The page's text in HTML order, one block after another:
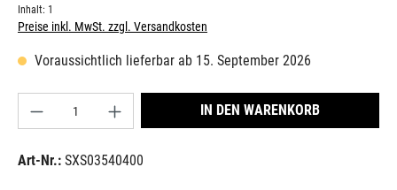
Inhalt: 1
Preise inkl. MwSt. zzgl. Versandkosten
Voraussichtlich lieferbar ab 15. September 2026
Produkt Anzahl: Gib den gewünschten Wert
IN DEN WARENKORB
Art-Nr.: SXS03540400